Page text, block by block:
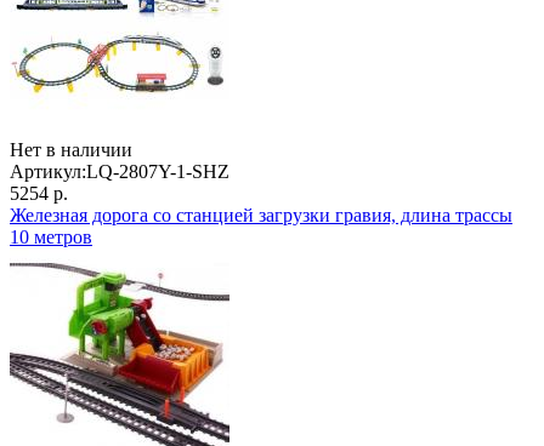
Нет в наличии
Артикул:LQ-2807Y-1-SHZ
5254 р.
Железная дорога со станцией загрузки гравия, длина трассы
10 метров